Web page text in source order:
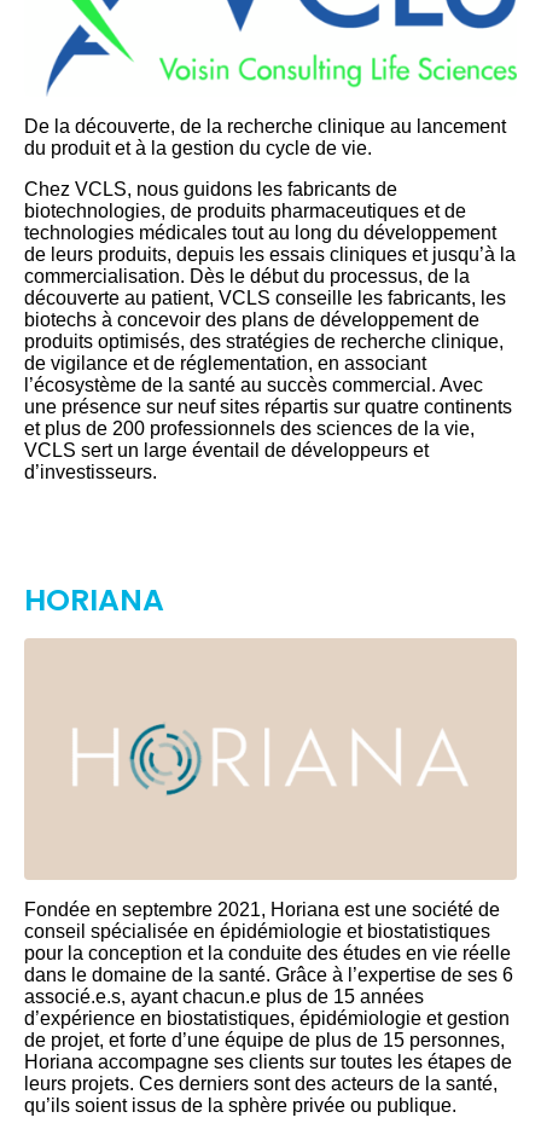
De la découverte, de la recherche clinique au lancement
du produit et à la gestion du cycle de vie.
Chez VCLS, nous guidons les fabricants de
biotechnologies, de produits pharmaceutiques et de
technologies médicales tout au long du développement
de leurs produits, depuis les essais cliniques et jusqu’à la
commercialisation. Dès le début du processus, de la
découverte au patient, VCLS conseille les fabricants, les
biotechs à concevoir des plans de développement de
produits optimisés, des stratégies de recherche clinique,
de vigilance et de réglementation, en associant
l’écosystème de la santé au succès commercial. Avec
une présence sur neuf sites répartis sur quatre continents
et plus de 200 professionnels des sciences de la vie,
VCLS sert un large éventail de développeurs et
d’investisseurs.
HORIANA
Fondée en septembre 2021, Horiana est une société de
conseil spécialisée en épidémiologie et biostatistiques
pour la conception et la conduite des études en vie réelle
dans le domaine de la santé. Grâce à l’expertise de ses 6
associé.e.s, ayant chacun.e plus de 15 années
d’expérience en biostatistiques, épidémiologie et gestion
de projet, et forte d’une équipe de plus de 15 personnes,
Horiana accompagne ses clients sur toutes les étapes de
leurs projets. Ces derniers sont des acteurs de la santé,
qu’ils soient issus de la sphère privée ou publique.